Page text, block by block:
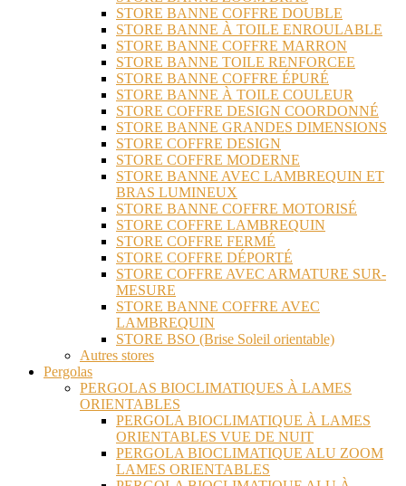
STORE BANNE COFFRE DOUBLE
STORE BANNE À TOILE ENROULABLE
STORE BANNE COFFRE MARRON
STORE BANNE TOILE RENFORCEE
STORE BANNE COFFRE ÉPURÉ
STORE BANNE À TOILE COULEUR
STORE COFFRE DESIGN COORDONNÉ
STORE BANNE GRANDES DIMENSIONS
STORE COFFRE DESIGN
STORE COFFRE MODERNE
STORE BANNE AVEC LAMBREQUIN ET
BRAS LUMINEUX
STORE BANNE COFFRE MOTORISÉ
STORE COFFRE LAMBREQUIN
STORE COFFRE FERMÉ
STORE COFFRE DÉPORTÉ
STORE COFFRE AVEC ARMATURE SUR-
MESURE
STORE BANNE COFFRE AVEC
LAMBREQUIN
STORE BSO (Brise Soleil orientable)
Autres stores
Pergolas
PERGOLAS BIOCLIMATIQUES À LAMES
ORIENTABLES
PERGOLA BIOCLIMATIQUE À LAMES
ORIENTABLES VUE DE NUIT
PERGOLA BIOCLIMATIQUE ALU ZOOM
LAMES ORIENTABLES